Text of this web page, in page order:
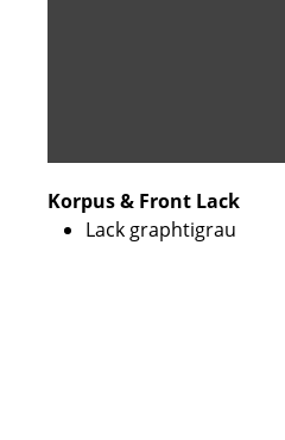
Korpus & Front Lack
Lack graphtigrau